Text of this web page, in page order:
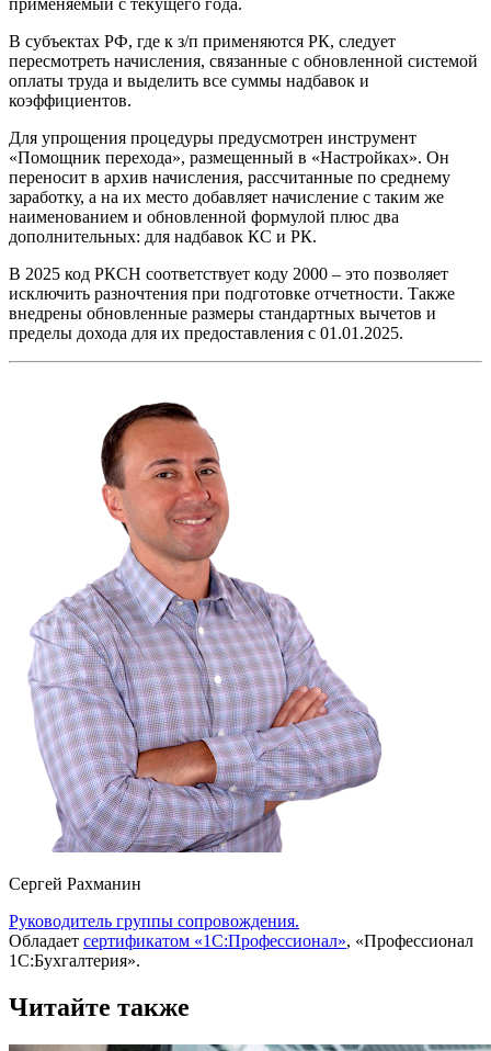
применяемый с текущего года.
В субъектах РФ, где к з/п применяются РК, следует
пересмотреть начисления, связанные с обновленной системой
оплаты труда и выделить все суммы надбавок и
коэффициентов.
Для упрощения процедуры предусмотрен инструмент
«Помощник перехода», размещенный в «Настройках». Он
переносит в архив начисления, рассчитанные по среднему
заработку, а на их место добавляет начисление с таким же
наименованием и обновленной формулой плюс два
дополнительных: для надбавок КС и РК.
В 2025 код РКСН соответствует коду 2000 – это позволяет
исключить разночтения при подготовке отчетности. Также
внедрены обновленные размеры стандартных вычетов и
пределы дохода для их предоставления с 01.01.2025.
Сергей Рахманин
Руководитель группы сопровождения.
Обладает сертификатом «1С:Профессионал», «Профессионал
1С:Бухгалтерия».
Читайте также